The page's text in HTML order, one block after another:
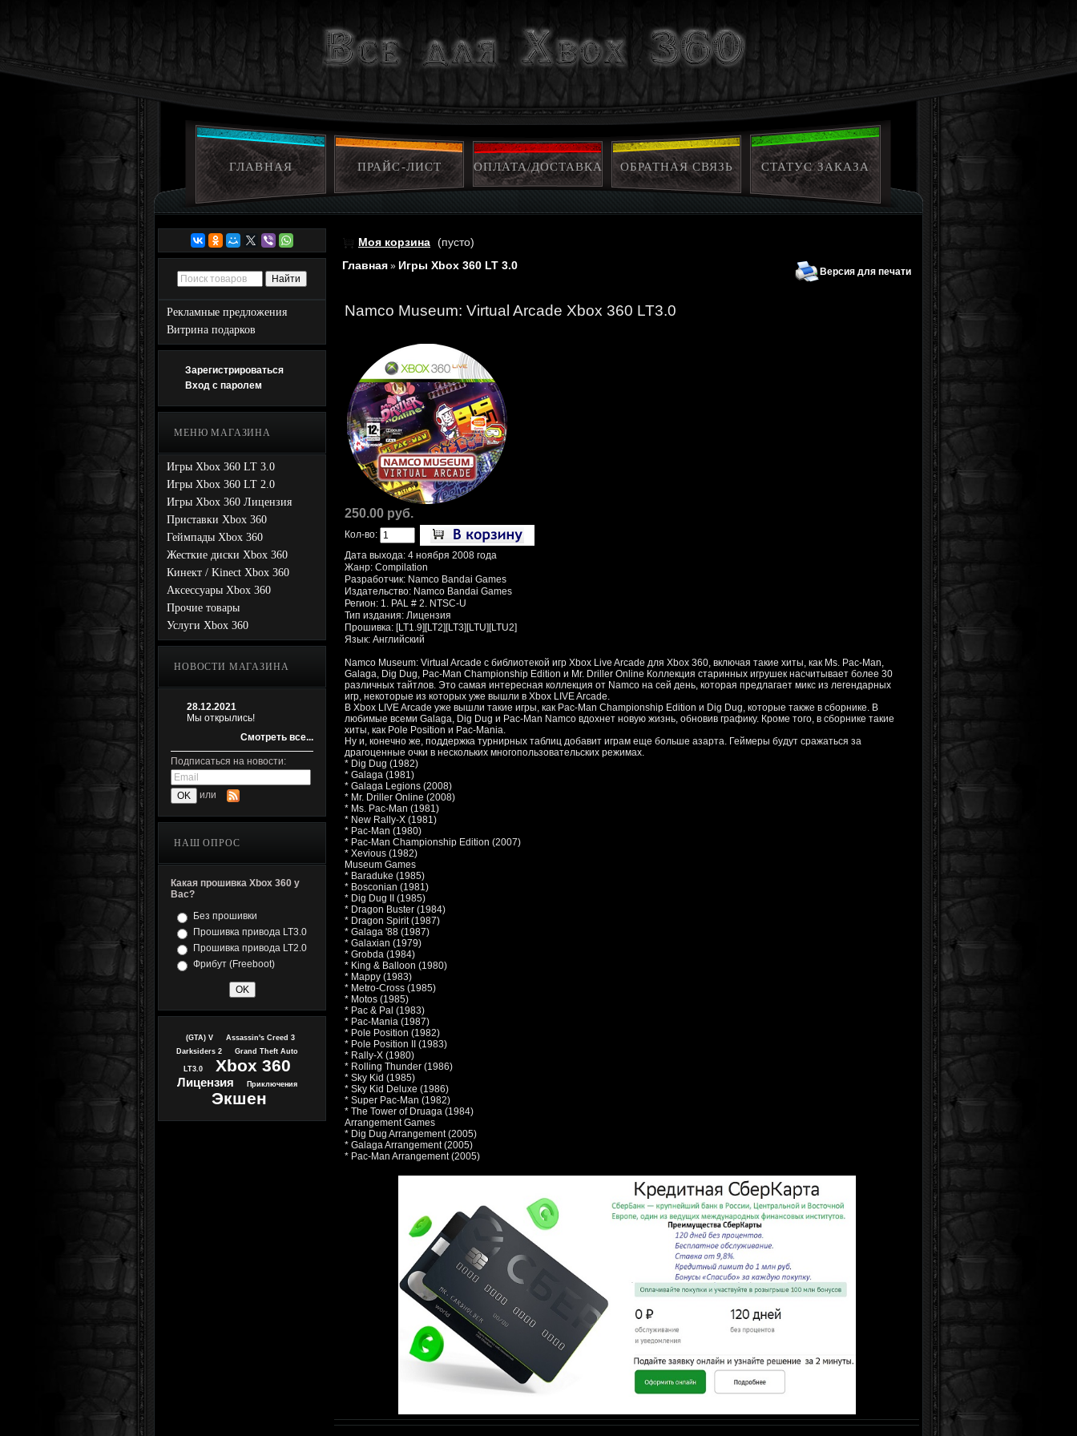
ГЛАВНАЯ ПРАЙС-ЛИСТ ОПЛАТА/ДОСТАВКА ОБРАТНАЯ СВЯЗЬ СТАТУС ЗАКАЗА
Рекламные предложения
Витрина подарков
Зарегистрироваться
Вход с паролем
МЕНЮ МАГАЗИНА
Игры Xbox 360 LT 3.0
Игры Xbox 360 LT 2.0
Игры Xbox 360 Лицензия
Приставки Xbox 360
Геймпады Xbox 360
Жесткие диски Xbox 360
Кинект / Kinect Xbox 360
Аксессуары Xbox 360
Прочие товары
Услуги Xbox 360
НОВОСТИ МАГАЗИНА
28.12.2021
Мы открылись!
Смотреть все...
Подписаться на новости:
или
НАШ ОПРОС
Какая прошивка Xbox 360 у
Вас?
Без прошивки
Прошивка привода LT3.0
Прошивка привода LT2.0
Фрибут (Freeboot)
(GTA) V
Assassin's Creed 3
Darksiders 2
Grand Theft Auto
LT3.0 Xbox 360
Лицензия Приключения
Экшен
Моя корзина (пусто)
Главная » Игры Xbox 360 LT 3.0 Версия для печати
Namco Museum: Virtual Arcade Xbox 360 LT3.0
250.00 руб.
Кол-во:
Дата выхода: 4 ноября 2008 года
Жанр: Compilation
Разработчик: Namco Bandai Games
Издательство: Namco Bandai Games
Регион: 1. PAL # 2. NTSC-U
Тип издания: Лицензия
Прошивка: [LT1.9][LT2][LT3][LTU][LTU2]
Язык: Английский
Namco Museum: Virtual Arcade с библиотекой игр Xbox Live Arcade для Xbox 360, включая такие хиты, как Ms. Pac-Man,
Galaga, Dig Dug, Pac-Man Championship Edition и Mr. Driller Online Коллекция старинных игрушек насчитывает более 30
различных тайтлов. Это самая интересная коллекция от Namco на сей день, которая предлагает микс из легендарных
игр, некоторые из которых уже вышли в Xbox LIVE Arcade.
В Xbox LIVE Arcade уже вышли такие игры, как Pac-Man Championship Edition и Dig Dug, которые также в сборнике. В
любимые всеми Galaga, Dig Dug и Pac-Man Namco вдохнет новую жизнь, обновив графику. Кроме того, в сборнике такие
хиты, как Pole Position и Pac-Mania.
Ну и, конечно же, поддержка турнирных таблиц добавит играм еще больше азарта. Геймеры будут сражаться за
драгоценные очки в нескольких многопользовательских режимах.
* Dig Dug (1982)
* Galaga (1981)
* Galaga Legions (2008)
* Mr. Driller Online (2008)
* Ms. Pac-Man (1981)
* New Rally-X (1981)
* Pac-Man (1980)
* Pac-Man Championship Edition (2007)
* Xevious (1982)
Museum Games
* Baraduke (1985)
* Bosconian (1981)
* Dig Dug II (1985)
* Dragon Buster (1984)
* Dragon Spirit (1987)
* Galaga '88 (1987)
* Galaxian (1979)
* Grobda (1984)
* King & Balloon (1980)
* Mappy (1983)
* Metro-Cross (1985)
* Motos (1985)
* Pac & Pal (1983)
* Pac-Mania (1987)
* Pole Position (1982)
* Pole Position II (1983)
* Rally-X (1980)
* Rolling Thunder (1986)
* Sky Kid (1985)
* Sky Kid Deluxe (1986)
* Super Pac-Man (1982)
* The Tower of Druaga (1984)
Arrangement Games
* Dig Dug Arrangement (2005)
* Galaga Arrangement (2005)
* Pac-Man Arrangement (2005)